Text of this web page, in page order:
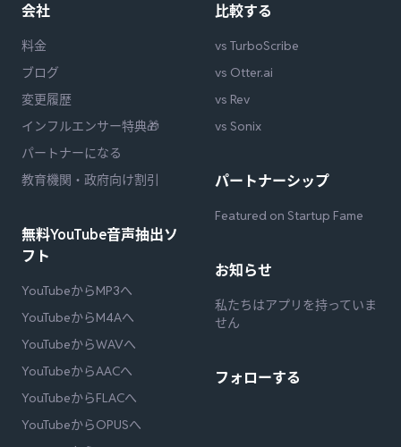
会社
料金
ブログ
変更履歴
インフルエンサー特典🎁
パートナーになる
教育機関・政府向け割引
無料YouTube音声抽出ソ
フト
YouTubeからMP3へ
YouTubeからM4Aへ
YouTubeからWAVへ
YouTubeからAACへ
YouTubeからFLACへ
YouTubeからOPUSへ
比較する
vs TurboScribe
vs Otter.ai
vs Rev
vs Sonix
パートナーシップ
Featured on Startup Fame
お知らせ
私たちはアプリを持っていま
せん
フォローする